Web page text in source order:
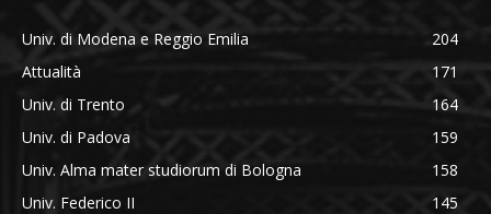
Univ. di Modena e Reggio Emilia
204
Attualità
171
Univ. di Trento
164
Univ. di Padova
159
Univ. Alma mater studiorum di Bologna
158
Univ. Federico II
145